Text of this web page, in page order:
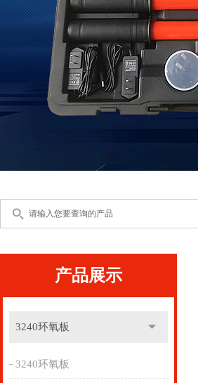
产品展示
3240环氧板
3240环氧板